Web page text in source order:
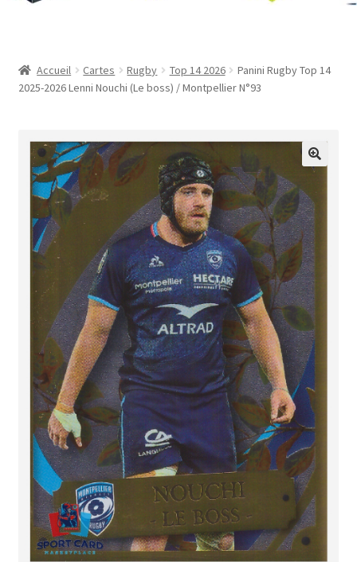
Mon compte
Panier
Validation de la commande
Accueil Cartes Rugby Top 14 2026
Panini Rugby Top 14
2025-2026 Lenni Nouchi (Le boss) / Montpellier N°93